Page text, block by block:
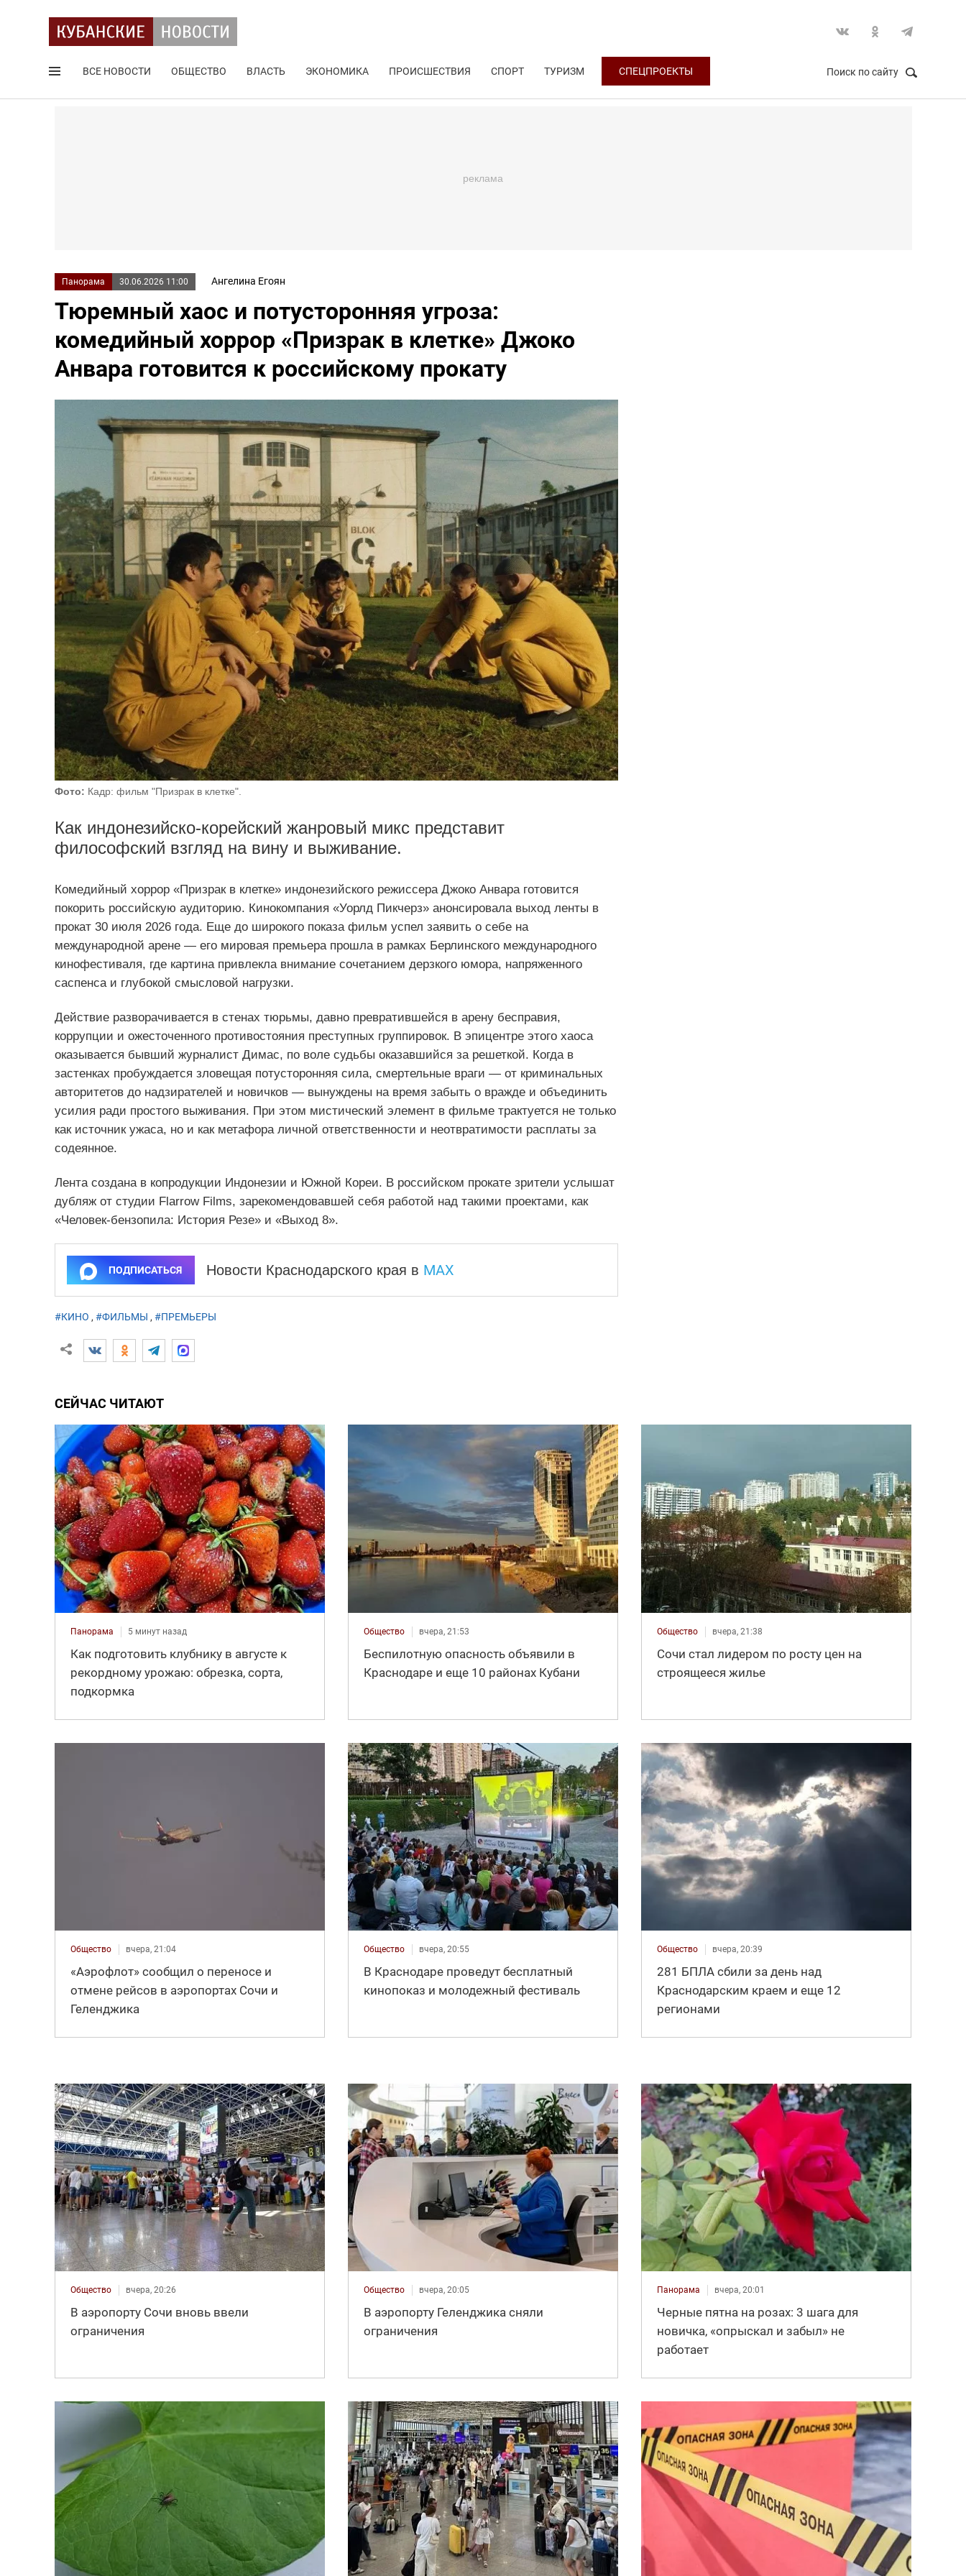
ВСЕ НОВОСТИ ОБЩЕСТВО ВЛАСТЬ ЭКОНОМИКА ПРОИСШЕСТВИЯ СПОРТ ТУРИЗМ СПЕЦПРОЕКТЫ Поиск по сайту
Панорама 30.06.2026 11:00 Ангелина Егоян
Тюремный хаос и потусторонняя угроза:
комедийный хоррор «Призрак в клетке» Джоко
Анвара готовится к российскому прокату
Фото: Кадр: фильм "Призрак в клетке".
Как индонезийско-корейский жанровый микс представит
философский взгляд на вину и выживание.
Комедийный хоррор «Призрак в клетке» индонезийского режиссера Джоко Анвара готовится
покорить российскую аудиторию. Кинокомпания «Уорлд Пикчерз» анонсировала выход ленты в
прокат 30 июля 2026 года. Еще до широкого показа фильм успел заявить о себе на
международной арене — его мировая премьера прошла в рамках Берлинского международного
кинофестиваля, где картина привлекла внимание сочетанием дерзкого юмора, напряженного
саспенса и глубокой смысловой нагрузки.
Действие разворачивается в стенах тюрьмы, давно превратившейся в арену бесправия,
коррупции и ожесточенного противостояния преступных группировок. В эпицентре этого хаоса
оказывается бывший журналист Димас, по воле судьбы оказавшийся за решеткой. Когда в
застенках пробуждается зловещая потусторонняя сила, смертельные враги — от криминальных
авторитетов до надзирателей и новичков — вынуждены на время забыть о вражде и объединить
усилия ради простого выживания. При этом мистический элемент в фильме трактуется не только
как источник ужаса, но и как метафора личной ответственности и неотвратимости расплаты за
содеянное.
Лента создана в копродукции Индонезии и Южной Кореи. В российском прокате зрители услышат
дубляж от студии Flarrow Films, зарекомендовавшей себя работой над такими проектами, как
«Человек‑бензопила: История Резе» и «Выход 8».
ПОДПИСАТЬСЯ Новости Краснодарского края в MAX
#КИНО , #ФИЛЬМЫ , #ПРЕМЬЕРЫ
СЕЙЧАС ЧИТАЮТ
Панорама 5 минут назад
Как подготовить клубнику в августе к
рекордному урожаю: обрезка, сорта,
подкормка
Общество вчера, 21:53
Беспилотную опасность объявили в
Краснодаре и еще 10 районах Кубани
Общество вчера, 21:38
Сочи стал лидером по росту цен на
строящееся жилье
Общество вчера, 21:04
«Аэрофлот» сообщил о переносе и
отмене рейсов в аэропортах Сочи и
Геленджика
Общество вчера, 20:55
В Краснодаре проведут бесплатный
кинопоказ и молодежный фестиваль
Общество вчера, 20:39
281 БПЛА сбили за день над
Краснодарским краем и еще 12
регионами
Общество вчера, 20:26
В аэропорту Сочи вновь ввели
ограничения
Общество вчера, 20:05
В аэропорту Геленджика сняли
ограничения
Панорама вчера, 20:01
Черные пятна на розах: 3 шага для
новичка, «опрыскал и забыл» не
работает